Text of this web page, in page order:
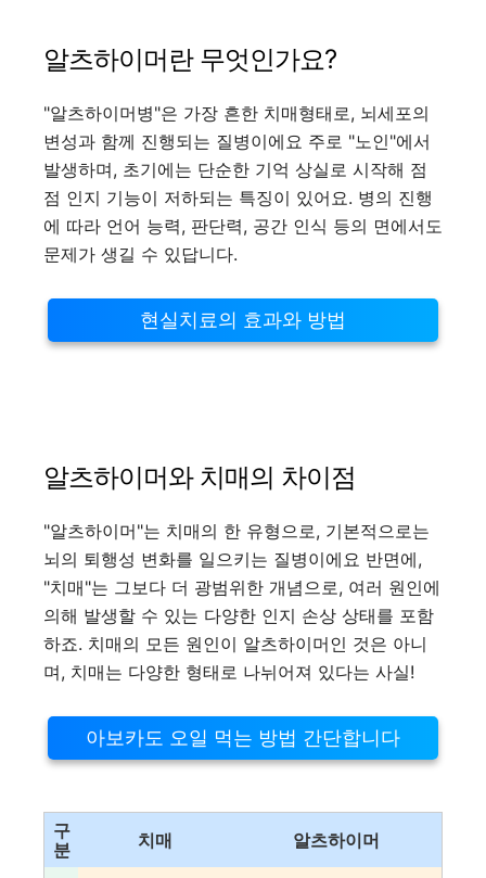
알츠하이머란 무엇인가요?
"알츠하이머병"은 가장 흔한 치매형태로, 뇌세포의
변성과 함께 진행되는 질병이에요 주로 "노인"에서
발생하며, 초기에는 단순한 기억 상실로 시작해 점
점 인지 기능이 저하되는 특징이 있어요. 병의 진행
에 따라 언어 능력, 판단력, 공간 인식 등의 면에서도
문제가 생길 수 있답니다.
현실치료의 효과와 방법
알츠하이머와 치매의 차이점
"알츠하이머"는 치매의 한 유형으로, 기본적으로는
뇌의 퇴행성 변화를 일으키는 질병이에요 반면에,
"치매"는 그보다 더 광범위한 개념으로, 여러 원인에
의해 발생할 수 있는 다양한 인지 손상 상태를 포함
하죠. 치매의 모든 원인이 알츠하이머인 것은 아니
며, 치매는 다양한 형태로 나뉘어져 있다는 사실!
아보카도 오일 먹는 방법 간단합니다
구
분
치매 알츠하이머